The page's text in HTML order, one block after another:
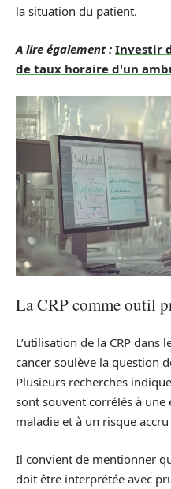
la situation du patient.
A lire également : Investir
de taux horaire d'un
La CRP comme outil
L’utilisation de la CRP
cancer soulève la question
Plusieurs recherches
sont souvent corrélés à
maladie et à un risque
Il convient de mentionner
doit être interprétée avec